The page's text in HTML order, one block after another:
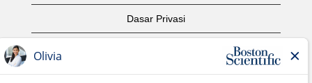
Dasar Privasi
Notis Hak Cipta